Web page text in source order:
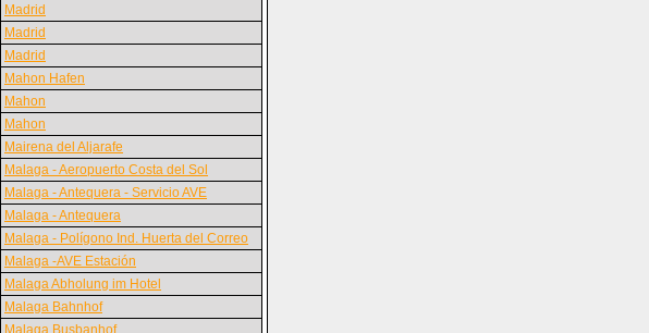
Madrid
Madrid
Madrid
Mahon Hafen
Mahon
Mahon
Mairena del Aljarafe
Malaga - Aeropuerto Costa del Sol
Malaga - Antequera - Servicio AVE
Malaga - Antequera
Malaga - Polígono Ind. Huerta del Correo
Malaga -AVE Estación
Malaga Abholung im Hotel
Malaga Bahnhof
Malaga Busbanhof